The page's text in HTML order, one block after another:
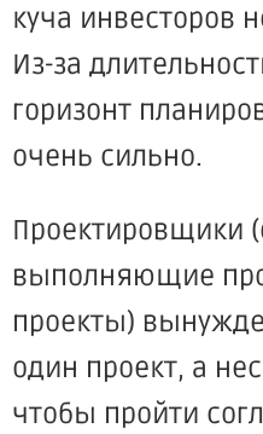
куча инвесторов
Из-за
горизонт
очень сильно.
Проектировщики
выполняющие
проекты)
один проект, а
чтобы пройти